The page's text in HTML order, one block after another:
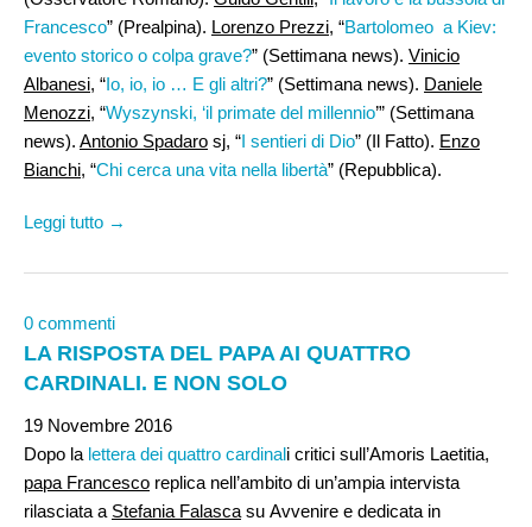
Francesco” (Prealpina). Lorenzo Prezzi, “Bartolomeo a Kiev:
evento storico o colpa grave?” (Settimana news). Vinicio
Albanesi, “Io, io, io … E gli altri?” (Settimana news). Daniele
Menozzi, “Wyszynski, ‘il primate del millennio’” (Settimana
news). Antonio Spadaro sj, “I sentieri di Dio” (Il Fatto). Enzo
Bianchi, “Chi cerca una vita nella libertà” (Repubblica).
Leggi tutto →
0 commenti
LA RISPOSTA DEL PAPA AI QUATTRO
CARDINALI. E NON SOLO
19 Novembre 2016
Dopo la lettera dei quattro cardinali critici sull’Amoris Laetitia,
papa Francesco replica nell’ambito di un’ampia intervista
rilasciata a Stefania Falasca su Avvenire e dedicata in